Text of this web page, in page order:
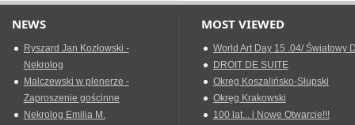
NEWS
Ryszard Jan Kozłowski -
Nekrolog
Malczewski w plenerze -
Zaproszenie gościnne
Nekrolog Emilia M.
MOST VIEWED
World Art Day 15 .04/ Światowy
DROIT DE SUITE
Okreg Koszalińsko-Słupski
Okręg Krakowski
100 lat... i Nowe Otwarcie!!!